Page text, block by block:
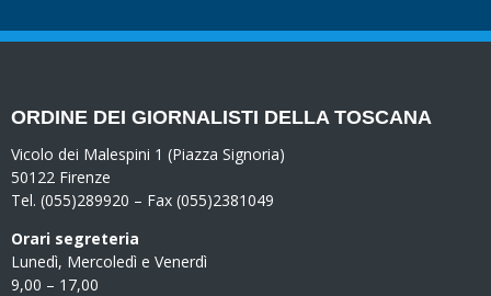
ORDINE DEI GIORNALISTI DELLA TOSCANA
Vicolo dei Malespini 1 (Piazza Signoria)
50122 Firenze
Tel. (055)289920 – Fax (055)2381049
Orari segreteria
Lunedì, Mercoledì e Venerdì
9,00 – 17,00